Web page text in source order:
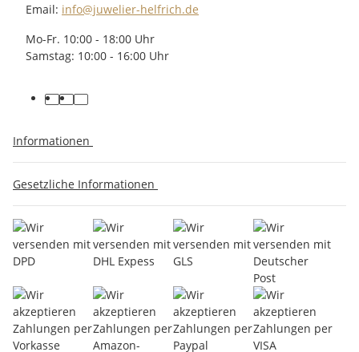
Email: info@juwelier-helfrich.de
Mo-Fr. 10:00 - 18:00 Uhr
Samstag: 10:00 - 16:00 Uhr
Informationen
Gesetzliche Informationen